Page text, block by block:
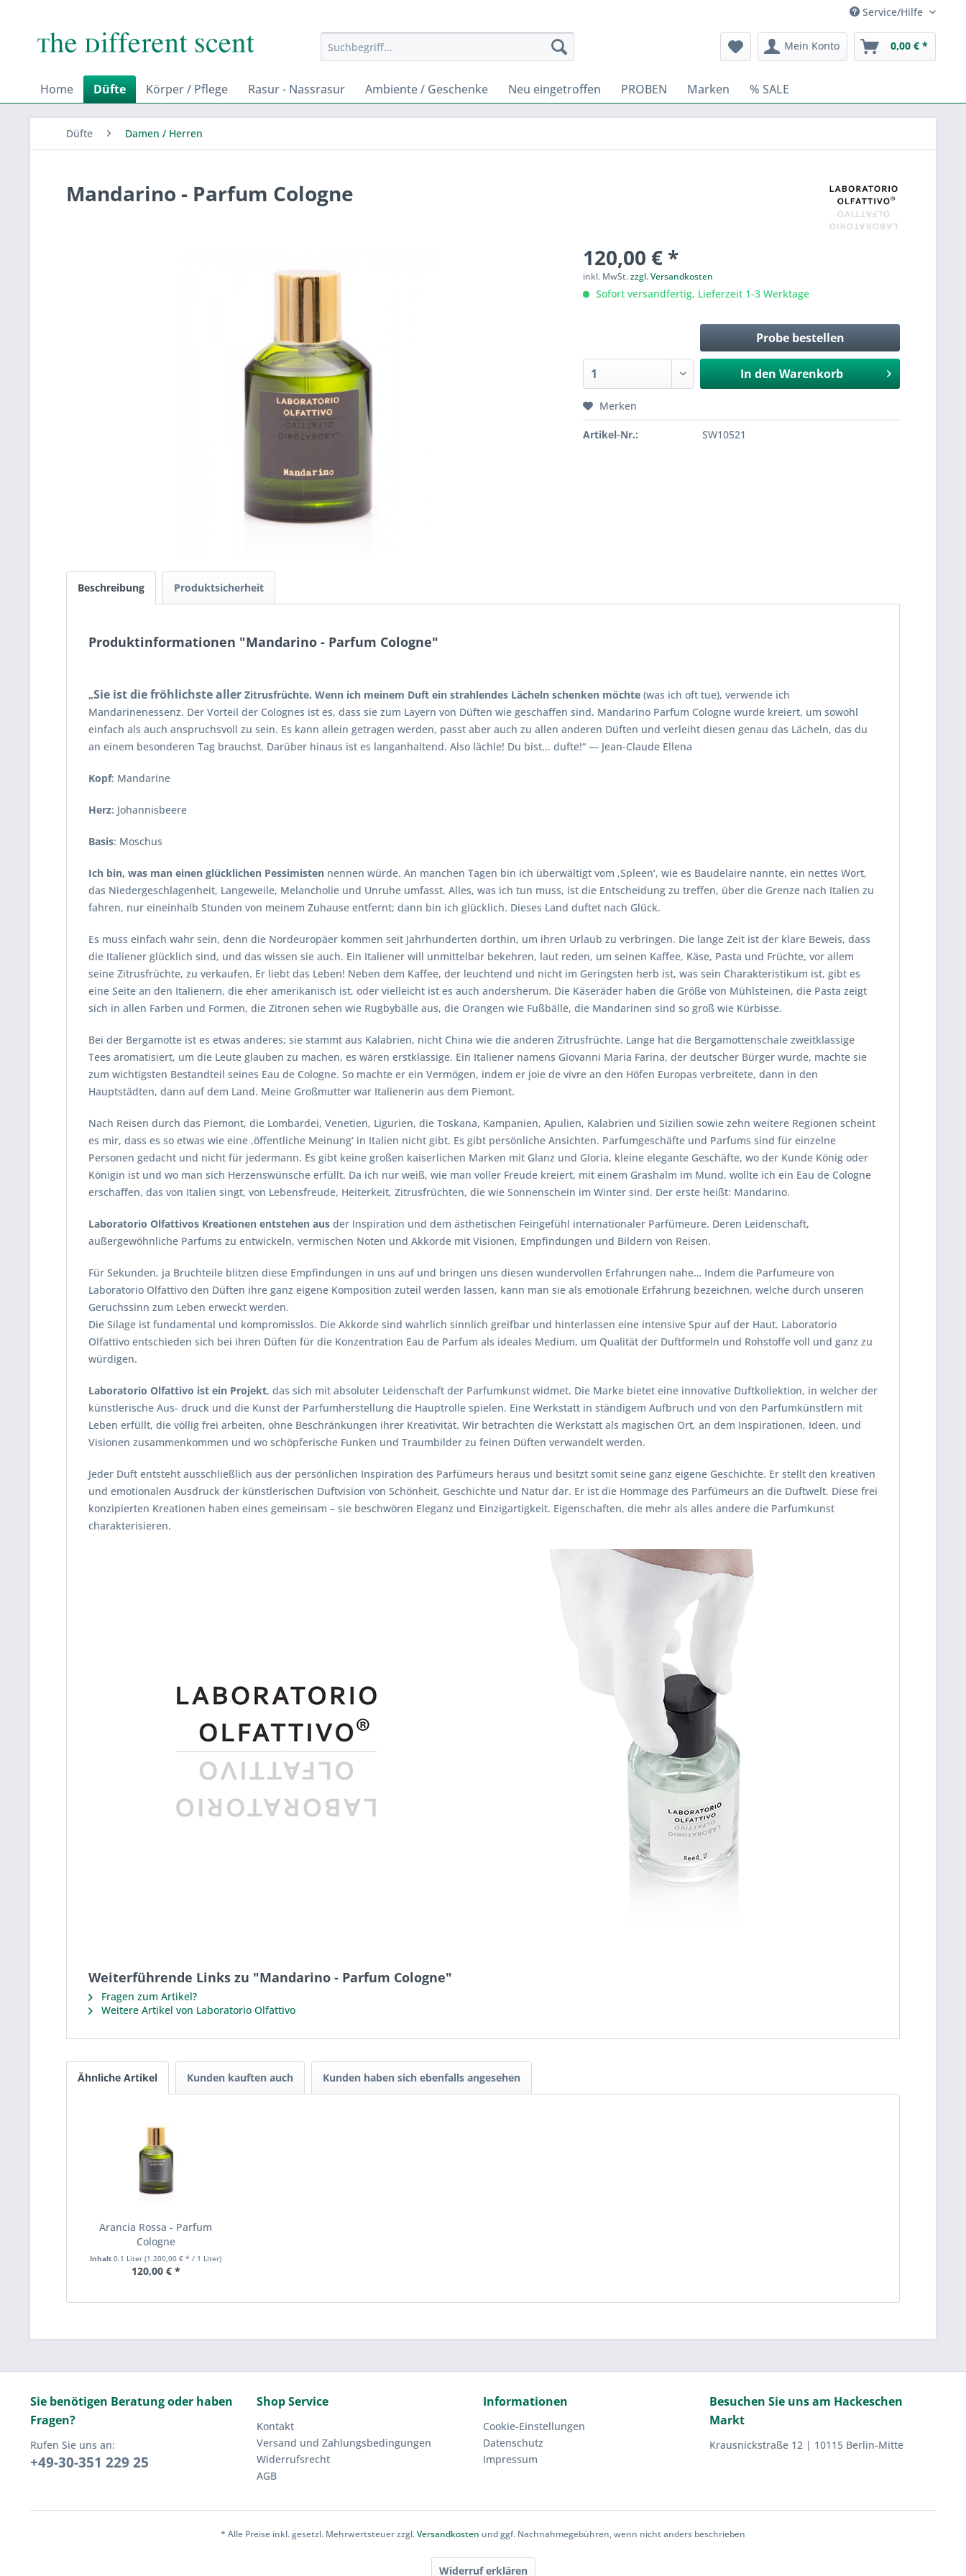
Service/Hilfe
Mein Konto 0,00 € *
Home Düfte Körper / Pflege Rasur - Nassrasur Ambiente / Geschenke Neu eingetroffen PROBEN Marken % SALE
Düfte Damen / Herren
Mandarino - Parfum Cologne
120,00 € *
inkl. MwSt.zzgl. Versandkosten
Sofort versandfertig, Lieferzeit 1-3 Werktage
Probe bestellen
In den Warenkorb
Merken
Artikel-Nr.: SW10521
Beschreibung Produktsicherheit
Produktinformationen "Mandarino - Parfum Cologne"
„Sie ist die fröhlichste aller Zitrusfrüchte. Wenn ich meinem Duft ein strahlendes Lächeln schenken möchte (was ich oft tue), verwende ich
Mandarinenessenz. Der Vorteil der Colognes ist es, dass sie zum Layern von Düften wie geschaffen sind. Mandarino Parfum Cologne wurde kreiert, um sowohl
einfach als auch anspruchsvoll zu sein. Es kann allein getragen werden, passt aber auch zu allen anderen Düften und verleiht diesen genau das Lächeln, das du
an einem besonderen Tag brauchst. Darüber hinaus ist es langanhaltend. Also lächle! Du bist... dufte!“ — Jean-Claude Ellena
Kopf: Mandarine
Herz: Johannisbeere
Basis: Moschus
Ich bin, was man einen glücklichen Pessimisten nennen würde. An manchen Tagen bin ich überwältigt vom ‚Spleen‘, wie es Baudelaire nannte, ein nettes Wort,
das Niedergeschlagenheit, Langeweile, Melancholie und Unruhe umfasst. Alles, was ich tun muss, ist die Entscheidung zu treffen, über die Grenze nach Italien zu
fahren, nur eineinhalb Stunden von meinem Zuhause entfernt; dann bin ich glücklich. Dieses Land duftet nach Glück.
Es muss einfach wahr sein, denn die Nordeuropäer kommen seit Jahrhunderten dorthin, um ihren Urlaub zu verbringen. Die lange Zeit ist der klare Beweis, dass
die Italiener glücklich sind, und das wissen sie auch. Ein Italiener will unmittelbar bekehren, laut reden, um seinen Kaffee, Käse, Pasta und Früchte, vor allem
seine Zitrusfrüchte, zu verkaufen. Er liebt das Leben! Neben dem Kaffee, der leuchtend und nicht im Geringsten herb ist, was sein Charakteristikum ist, gibt es
eine Seite an den Italienern, die eher amerikanisch ist, oder vielleicht ist es auch andersherum. Die Käseräder haben die Größe von Mühlsteinen, die Pasta zeigt
sich in allen Farben und Formen, die Zitronen sehen wie Rugbybälle aus, die Orangen wie Fußbälle, die Mandarinen sind so groß wie Kürbisse.
Bei der Bergamotte ist es etwas anderes; sie stammt aus Kalabrien, nicht China wie die anderen Zitrusfrüchte. Lange hat die Bergamottenschale zweitklassige
Tees aromatisiert, um die Leute glauben zu machen, es wären erstklassige. Ein Italiener namens Giovanni Maria Farina, der deutscher Bürger wurde, machte sie
zum wichtigsten Bestandteil seines Eau de Cologne. So machte er ein Vermögen, indem er joie de vivre an den Höfen Europas verbreitete, dann in den
Hauptstädten, dann auf dem Land. Meine Großmutter war Italienerin aus dem Piemont.
Nach Reisen durch das Piemont, die Lombardei, Venetien, Ligurien, die Toskana, Kampanien, Apulien, Kalabrien und Sizilien sowie zehn weitere Regionen scheint
es mir, dass es so etwas wie eine ‚öffentliche Meinung‘ in Italien nicht gibt. Es gibt persönliche Ansichten. Parfumgeschäfte und Parfums sind für einzelne
Personen gedacht und nicht für jedermann. Es gibt keine großen kaiserlichen Marken mit Glanz und Gloria, kleine elegante Geschäfte, wo der Kunde König oder
Königin ist und wo man sich Herzenswünsche erfüllt. Da ich nur weiß, wie man voller Freude kreiert, mit einem Grashalm im Mund, wollte ich ein Eau de Cologne
erschaffen, das von Italien singt, von Lebensfreude, Heiterkeit, Zitrusfrüchten, die wie Sonnenschein im Winter sind. Der erste heißt: Mandarino.
Laboratorio Olfattivos Kreationen entstehen aus der Inspiration und dem ästhetischen Feingefühl internationaler Parfümeure. Deren Leidenschaft,
außergewöhnliche Parfums zu entwickeln, vermischen Noten und Akkorde mit Visionen, Empfindungen und Bildern von Reisen.
Für Sekunden, ja Bruchteile blitzen diese Empfindungen in uns auf und bringen uns diesen wundervollen Erfahrungen nahe… Indem die Parfumeure von
Laboratorio Olfattivo den Düften ihre ganz eigene Komposition zuteil werden lassen, kann man sie als emotionale Erfahrung bezeichnen, welche durch unseren
Geruchssinn zum Leben erweckt werden.
Die Silage ist fundamental und kompromisslos. Die Akkorde sind wahrlich sinnlich greifbar und hinterlassen eine intensive Spur auf der Haut. Laboratorio
Olfattivo entschieden sich bei ihren Düften für die Konzentration Eau de Parfum als ideales Medium, um Qualität der Duftformeln und Rohstoffe voll und ganz zu
würdigen.
Laboratorio Olfattivo ist ein Projekt, das sich mit absoluter Leidenschaft der Parfumkunst widmet. Die Marke bietet eine innovative Duftkollektion, in welcher der
künstlerische Aus- druck und die Kunst der Parfumherstellung die Hauptrolle spielen. Eine Werkstatt in ständigem Aufbruch und von den Parfumkünstlern mit
Leben erfüllt, die völlig frei arbeiten, ohne Beschränkungen ihrer Kreativität. Wir betrachten die Werkstatt als magischen Ort, an dem Inspirationen, Ideen, und
Visionen zusammenkommen und wo schöpferische Funken und Traumbilder zu feinen Düften verwandelt werden.
Jeder Duft entsteht ausschließlich aus der persönlichen Inspiration des Parfümeurs heraus und besitzt somit seine ganz eigene Geschichte. Er stellt den kreativen
und emotionalen Ausdruck der künstlerischen Duftvision von Schönheit, Geschichte und Natur dar. Er ist die Hommage des Parfümeurs an die Duftwelt. Diese frei
konzipierten Kreationen haben eines gemeinsam – sie beschwören Eleganz und Einzigartigkeit. Eigenschaften, die mehr als alles andere die Parfumkunst
charakterisieren.
Weiterführende Links zu "Mandarino - Parfum Cologne"
Fragen zum Artikel?
Weitere Artikel von Laboratorio Olfattivo
Ähnliche Artikel Kunden kauften auch Kunden haben sich ebenfalls angesehen
Arancia Rossa - Parfum
Cologne
Inhalt0.1 Liter(1.200,00 € * / 1 Liter)
120,00 € *
Sie benötigen Beratung oder haben
Fragen?
Rufen Sie uns an:
+49-30-351 229 25
Shop Service
Kontakt
Versand und Zahlungsbedingungen
Widerrufsrecht
AGB
Informationen
Cookie-Einstellungen
Datenschutz
Impressum
Besuchen Sie uns am Hackeschen
Markt
Krausnickstraße 12 | 10115 Berlin-Mitte
* Alle Preise inkl. gesetzl. Mehrwertsteuer zzgl.Versandkosten und ggf. Nachnahmegebühren, wenn nicht anders beschrieben
Widerruf erklären